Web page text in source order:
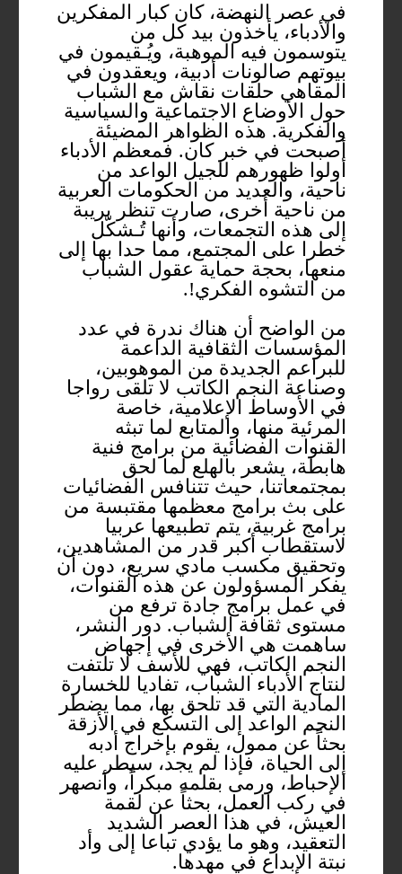
في عصر النهضة، كان كبار المفكرين
والأدباء، يأخذون بيد كل من
يتوسمون فيه الموهبة، ويُـقيمون في
بيوتهم صالونات أدبية، ويعقدون في
المقاهي حلقات نقاش مع الشباب
حول الأوضاع الاجتماعية والسياسية
والفكرية. هذه الظواهر المضيئة
أصبحت في خبر كان. فمعظم الأدباء
أولوا ظهورهم للجيل الواعد من
ناحية، والعديد من الحكومات العربية
من ناحية أخرى، صارت تنظر بريبة
إلى هذه التجمعات، وأنها تُـشكّل
خطرا على المجتمع، مما حدا بها إلى
منعها، بحجة حماية عقول الشباب
من التشوه الفكري!.
من الواضح أن هناك ندرة في عدد
المؤسسات الثقافية الداعمة
للبراعم الجديدة من الموهوبين،
وصناعة النجم الكاتب لا تلقى رواجا
في الأوساط الإعلامية، خاصة
المرئية منها، والمتابع لما تبثه
القنوات الفضائية من برامج فنية
هابطة، يشعر بالهلع لما لحق
بمجتمعاتنا، حيث تتنافس الفضائيات
على بث برامج معظمها مقتبسة من
برامج غربية، يتم تطبيعها عربيا
لاستقطاب أكبر قدر من المشاهدين،
وتحقيق مكسب مادي سريع، دون أن
يفكر المسؤولون عن هذه القنوات،
في عمل برامج جادة ترفع من
مستوى ثقافة الشباب. دور النشر،
ساهمت هي الأخرى في إجهاض
النجم الكاتب، فهي للأسف لا تلتفت
لنتاج الأدباء الشباب، تفاديا للخسارة
المادية التي قد تلحق بها، مما يضطر
النجم الواعد إلى التسكع في الأزقة
بحثاً عن ممول، يقوم بإخراج أدبه
إلى الحياة، فإذا لم يجد، سيطر عليه
الإحباط، ورمى بقلمه مبكراً، وأنصهر
في ركب العمل، بحثاً عن لقمة
العيش، في هذا العصر الشديد
التعقيد، وهو ما يؤدي تباعا إلى وأد
نبتة الإبداع في مهدها.